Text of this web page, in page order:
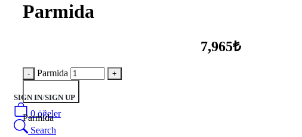
SIGN IN/SIGN UP
0 öğeler
Search
Parmida
7,965₺
Parmida
Parmida